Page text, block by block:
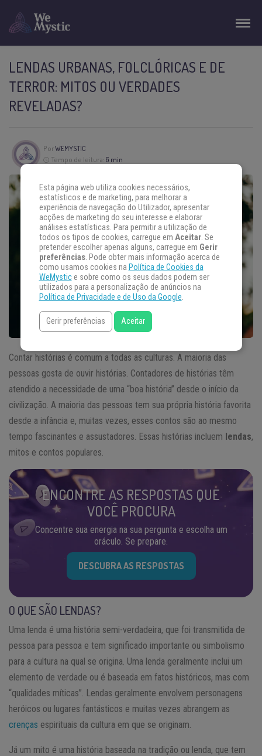
LENDAS URBANAS, FOLCLÓRICAS E DE
TERROR: MITOS OU VERDADES
REVELADAS?
PorWEMYSTIC
Tempo de leitura: 6 min
Contar histórias é comum a todas as culturas. A maioria das
pessoas gosta de ouvir histórias. Contadores de histórias têm
atendido a necessidade de uma “boa história” desde o início da
civilização. A maioria das pessoas tem sua própria história favorita
desde a infância e, muitas vezes, esses contos são ao mesmo
tempo fascinantes e assustadores. Essas histórias incluem lendas,
mitos e contos populares.
ENCONTRE AS RESPOSTAS QUE
VOCÊ PROCURA
Concentre sua energia na sua pergunta e escolha um
oráculo. Se prepare.
DESCUBRA AS RESPOSTAS
O QUE SÃO LENDAS?
Uma lenda é uma história semi-verdadeira, que foi transmitida de
pessoa para pessoa e tem significado importante ou simbolismo
para a cultura na qual se origina. Uma lenda geralmente inclui um
elemento de verdade ou é baseada em fatos históricos, mas com
“qualidades míticas”. Lendas geralmente envolvem personagens
heróicos ou lugares fantásticos e muitas vezes abrangem as
crenças espirituais da cultura em que se originam.
Já um mito é uma história baseada na tradição ou lenda, que tem
Esta página web utiliza cookies necessários,
estatísticos e de marketing, para melhorar a
experiência de navegação do Utilizador, apresentar
acções de marketing do seu interesse e elaborar
análises estatísticas. Para permitir a utilização de
todos os tipos de cookies, carregue em Aceitar. Se
pretender escolher apenas alguns, carregue em Gerir
preferências. Pode obter mais informação acerca de
como usamos cookies na Política de Cookies da
WeMystice sobre como os seus dados podem ser
utilizados para a personalização de anúncios na
Política de Privacidade e de Uso da Google.
Gerir preferências Aceitar